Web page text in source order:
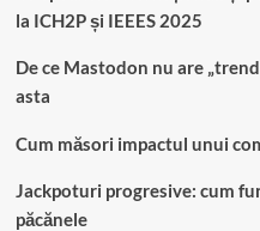
la ICH2P și IEEES 2025
De ce Mastodon nu are
asta
Cum măsori impactul unui
Jackpoturi progresive: cum
păcănele